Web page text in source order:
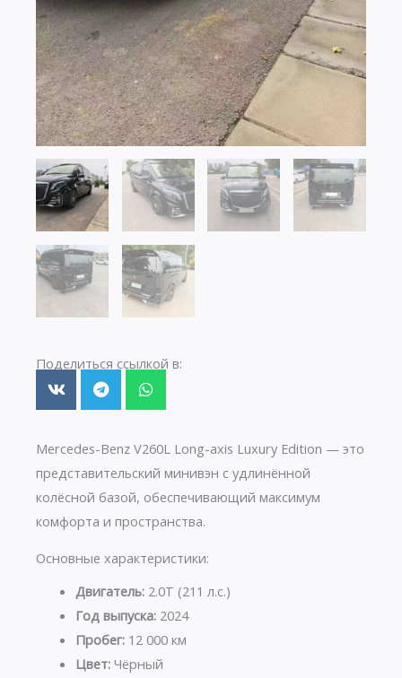
Поделиться ссылкой в:
Mercedes-Benz V260L Long-axis Luxury Edition — это
представительский минивэн с удлинённой
колёсной базой, обеспечивающий максимум
комфорта и пространства.
Основные характеристики:
Двигатель:2.0T (211 л.с.)
Год выпуска:2024
Пробег:12 000 км
Цвет:Чёрный